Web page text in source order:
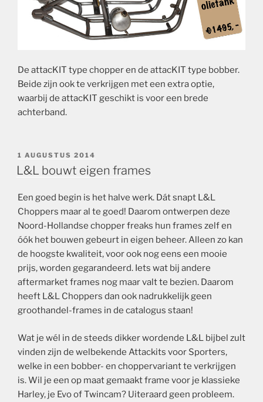
De attacKIT type chopper en de attacKIT type bobber.
Beide zijn ook te verkrijgen met een extra optie,
waarbij de attacKIT geschikt is voor een brede
achterband.
GEPLAATST
OP
1 AUGUSTUS 2014
L&L bouwt eigen frames
Een goed begin is het halve werk. Dát snapt L&L
Choppers maar al te goed! Daarom ontwerpen deze
Noord-Hollandse chopper freaks hun frames zelf en
óók het bouwen gebeurt in eigen beheer. Alleen zo kan
de hoogste kwaliteit, voor ook nog eens een mooie
prijs, worden gegarandeerd. Iets wat bij andere
aftermarket frames nog maar valt te bezien. Daarom
heeft L&L Choppers dan ook nadrukkelijk geen
groothandel-frames in de catalogus staan!
Wat je wél in de steeds dikker wordende L&L bijbel zult
vinden zijn de welbekende Attackits voor Sporters,
welke in een bobber- en choppervariant te verkrijgen
is. Wil je een op maat gemaakt frame voor je klassieke
Harley, je Evo of Twincam? Uiteraard geen probleem.